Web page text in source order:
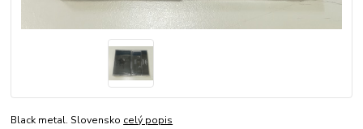
Black metal. Slovensko celý popis